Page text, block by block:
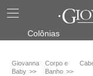
Colônias
Giovanna
Baby
Corpo e
Banho
Shampoo